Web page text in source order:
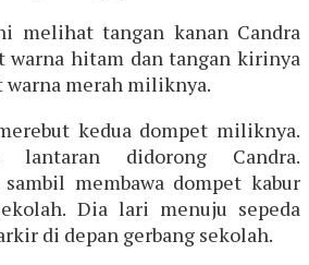
melihat tangan kanan Candra
warna hitam dan tangan kirinya
warna merah miliknya.
kedua dompet miliknya.
lantaran didorong Candra.
membawa dompet kabur
Dia lari menuju sepeda
di depan gerbang sekolah.